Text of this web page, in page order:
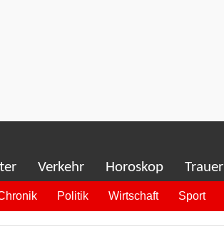
Verkehr Horoskop Trauer
Politik Wirtschaft Sport